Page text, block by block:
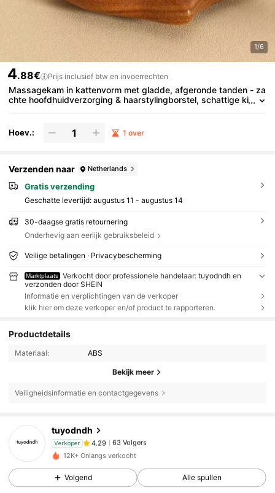
1/6
4.88€ Prijs inclusief btw en invoerrechten
Massagekam in kattenvorm met gladde, afgeronde tanden - za
chte hoofdhuidverzorging & haarstylingborstel, schattige ki
Hoev.: 1 over
Verzenden naar Netherlands
Gratis verzending
Geschatte levertijd: augustus 11 - augustus 14
30-daagse gratis retournering
Onderhevig aan eerlijk gebruiksbeleid
Veilige betalingen · Privacybescherming
Marktplaats
Verkocht door professionele handelaar: tuyodndh en
verzonden door SHEIN
Informatie en verplichtingen van de verkoper
klik hier om deze verkoper en/of product te rapporteren.
Productdetails
Materiaal: ABS
Bekijk meer
Veiligheidsinformatie en contactgegevens
tuyodndh
Verkoper
4.29
m***agevolgd1 dag geleden
4.29
63 Volgers
4.29 63 Volgers
12K+ Onlangs verkocht
Volgend Alle spullen